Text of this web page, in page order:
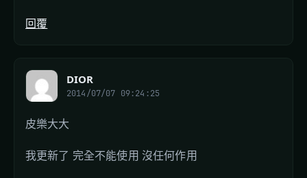
回覆
DIOR
2014/07/07 09:24:25
皮樂大大
我更新了 完全不能使用 沒任何作用